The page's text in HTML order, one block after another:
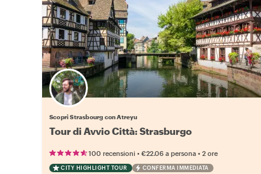
Scopri Strasbourg con Atreyu
Tour di Avvio Città: Strasburgo
100 recensioni • €22.06 a persona • 2 ore
CITY HIGHLIGHT TOUR CONFERMA IMMEDIATA